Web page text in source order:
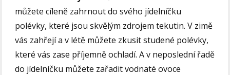
můžete cíleně zahrnout do svého jídelníčku
polévky, které jsou skvělým zdrojem tekutin. V zimě
vás zahřejí a v létě můžete zkusit studené polévky,
které vás zase příjemně ochladí. A v neposlední řadě
do jídelníčku můžete zařadit vodnaté ovoce